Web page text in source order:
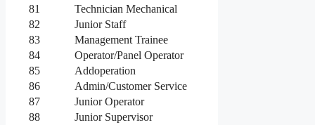
81
Technician Mechanical
82
Junior Staff
83
Management Trainee
84
Operator/Panel Operator
85
Addoperation
86
Admin/Customer Service
87
Junior Operator
88
Junior Supervisor